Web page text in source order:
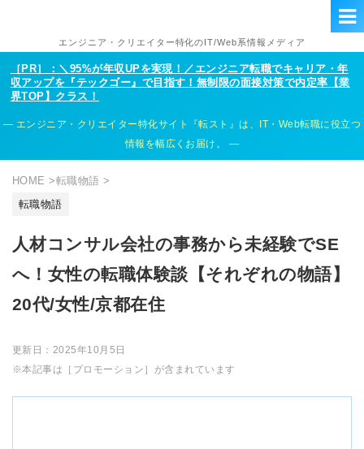
エンジニア・クリエイター特化のIT/Web系情報メディア
［PR］：＼95%が年収UPを実現！／エンジニア転職でキャリア・年
収アップを『テックゴー』で目指す！無制限の面接対策で内定率【業
界TOP】クラス！
エンジニア・クリエイター特化サイト『転スト』は、IT・Web転職に役立つ
情報を幅広くお届け。
HOME >転職物語 >
転職物語
人材コンサル会社の事務から未経験でSE
へ！女性の転職体験談【それぞれの物語】
20代/女性/京都在住
更新日： 2025年10月5日
※本記事は［プロモーション］が含まれています